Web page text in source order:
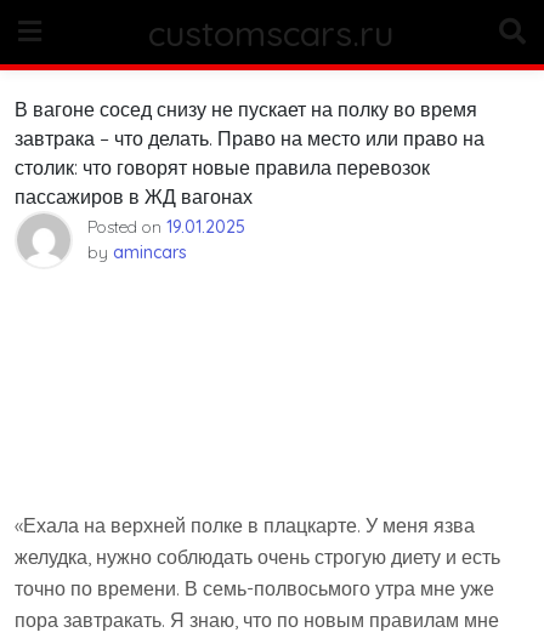
content
customscars.ru
В вагоне сосед снизу не пускает на полку во время
завтрака – что делать. Право на место или право на
столик: что говорят новые правила перевозок
пассажиров в ЖД вагонах
Posted on 19.01.2025
by amincars
«Ехала на верхней полке в плацкарте. У меня язва
желудка, нужно соблюдать очень строгую диету и есть
точно по времени. В семь-полвосьмого утра мне уже
пора завтракать. Я знаю, что по новым правилам мне